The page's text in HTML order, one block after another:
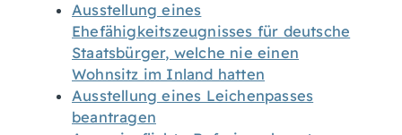
Ausstellung eines
Ehefähigkeitszeugnisses für deutsche
Staatsbürger, welche nie einen
Wohnsitz im Inland hatten
Ausstellung eines Leichenpasses
beantragen